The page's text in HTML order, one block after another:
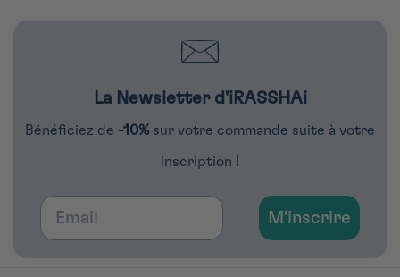
La Newsletter d'iRASSHAi
Bénéficiez de -10% sur votre commande suite à votre
inscription !
Email
M'inscrire